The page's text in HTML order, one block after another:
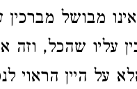
מבושל
עליו שהכל, וזה
על היין הראוי